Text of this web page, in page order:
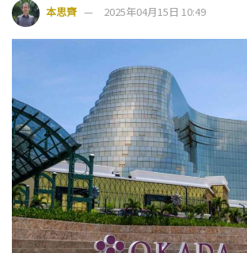
本思齊 2025年04月15日 10:49